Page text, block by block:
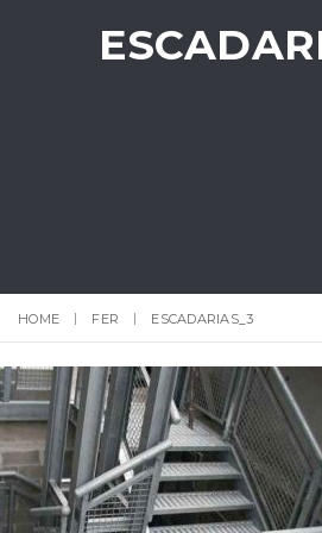
HOME FER ESCADARIAS_3